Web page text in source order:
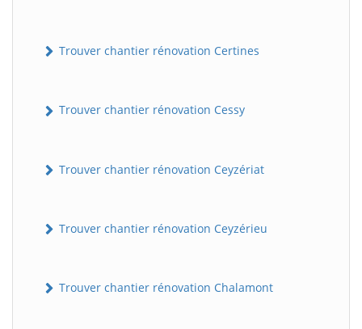
Trouver chantier rénovation Certines
Trouver chantier rénovation Cessy
Trouver chantier rénovation Ceyzériat
Trouver chantier rénovation Ceyzérieu
Trouver chantier rénovation Chalamont